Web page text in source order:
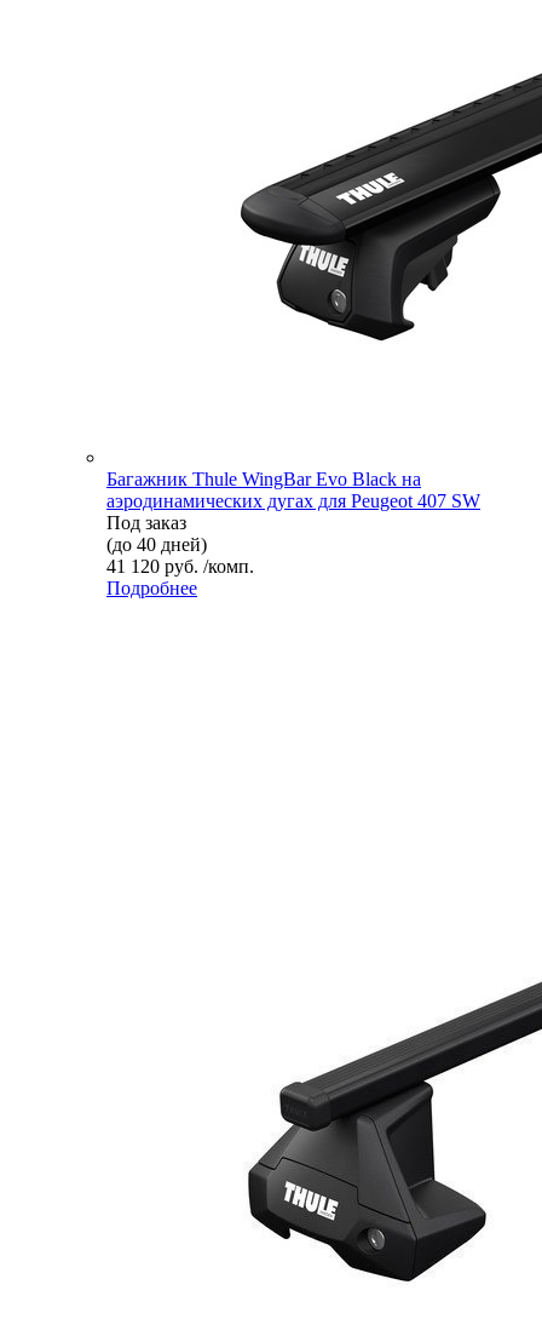
Багажник Thule WingBar Evo Black на
аэродинамических дугах для Peugeot 407 SW
Под заказ
(до 40 дней)
41 120 руб. /комп.
Подробнее